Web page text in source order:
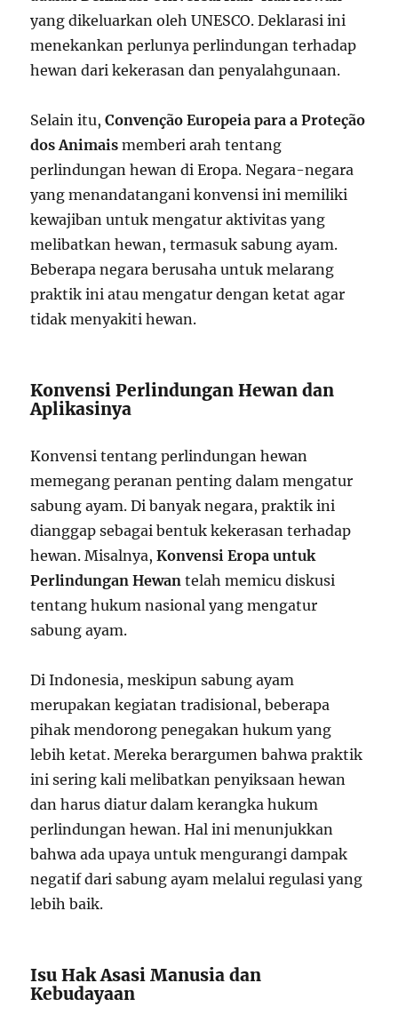
yang dikeluarkan oleh UNESCO. Deklarasi ini
menekankan perlunya perlindungan terhadap
hewan dari kekerasan dan penyalahgunaan.
Selain itu,Convenção Europeia para a Proteção
dos Animais memberi arah tentang
perlindungan hewan di Eropa. Negara-negara
yang menandatangani konvensi ini memiliki
kewajiban untuk mengatur aktivitas yang
melibatkan hewan, termasuk sabung ayam.
Beberapa negara berusaha untuk melarang
praktik ini atau mengatur dengan ketat agar
tidak menyakiti hewan.
Konvensi Perlindungan Hewan dan
Aplikasinya
Konvensi tentang perlindungan hewan
memegang peranan penting dalam mengatur
sabung ayam. Di banyak negara, praktik ini
dianggap sebagai bentuk kekerasan terhadap
hewan. Misalnya,Konvensi Eropa untuk
Perlindungan Hewan telah memicu diskusi
tentang hukum nasional yang mengatur
sabung ayam.
Di Indonesia, meskipun sabung ayam
merupakan kegiatan tradisional, beberapa
pihak mendorong penegakan hukum yang
lebih ketat. Mereka berargumen bahwa praktik
ini sering kali melibatkan penyiksaan hewan
dan harus diatur dalam kerangka hukum
perlindungan hewan. Hal ini menunjukkan
bahwa ada upaya untuk mengurangi dampak
negatif dari sabung ayam melalui regulasi yang
lebih baik.
Isu Hak Asasi Manusia dan
Kebudayaan